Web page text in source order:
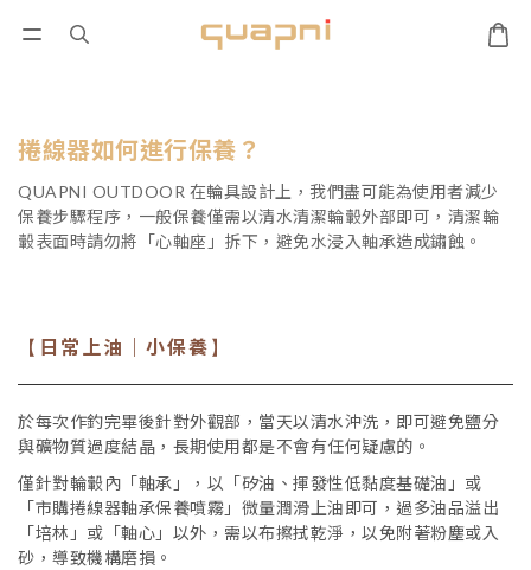
捲線器如何進行保養？
QUAPNI OUTDOOR 在輪具設計上，我們盡可能為使用者減少
保養步驟程序，一般保養僅需以清水清潔輪轂外部即可，清潔輪
轂表面時請勿將「心軸座」拆下，避免水浸入軸承造成鏽蝕。
【 日常上油｜小保養 】
於每次作釣完畢後針對外觀部，當天以清水沖洗，即可避免鹽分
與礦物質過度結晶，長期使用都是不會有任何疑慮的。
僅針對輪轂內「軸承」，以「矽油、揮發性低黏度基礎油」或
「市購捲線器軸承保養噴霧」微量潤滑上油即可，過多油品溢出
「培林」或「軸心」以外，需以布擦拭乾淨，以免附著粉塵或入
砂，導致機構磨損。